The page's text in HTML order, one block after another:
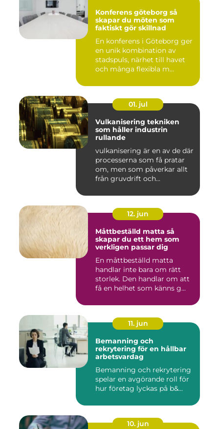
Konferens göteborg så
skapar du möten som
faktiskt gör skillnad
En konferens i Göteborg ger
en unik kombination av
stadspuls, närhet till havet
och många flexibla m...
01. jul
Vulkanisering tekniken
som håller industrin
rullande
vulkanisering är en av de där
processerna som få pratar
om, men som påverkar allt
från gruvdrift och...
12. jun
Måttbeställd matta så
skapar du ett hem som
verkligen passar dig
En måttbeställd matta
handlar inte bara om rätt
storlek. Den handlar om att
få en helhet som känns g...
11. jun
Bemanning och
rekrytering för en hållbar
arbetsvardag
Bemanning och rekrytering
spelar en avgörande roll för
hur företag lyckas på b&...
10. jun